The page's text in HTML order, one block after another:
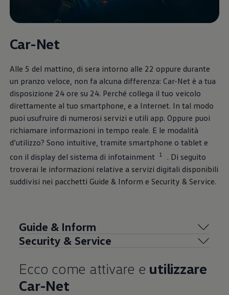
Car-Net
Alle 5 del mattino, di sera intorno alle 22 oppure durante
un pranzo veloce, non fa alcuna differenza: Car-Net è a tua
disposizione 24 ore su 24. Perché collega il tuo veicolo
direttamente al tuo smartphone, e a Internet. In tal modo
puoi usufruire di numerosi servizi e utili app. Oppure puoi
richiamare informazioni in tempo reale. E le modalità
d’utilizzo? Sono intuitive, tramite smartphone o tablet e
con il display del sistema di infotainment
1
. Di seguito
troverai le informazioni relative a servizi digitali disponibili
suddivisi nei pacchetti Guide & Inform e Security & Service.
Guide & Inform
Security & Service
Ecco come attivare e utilizzare
Car-Net